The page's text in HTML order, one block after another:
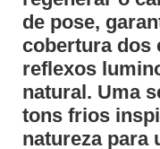
de pose,
cobertura dos
reflexos
natural. Uma
tons frios
natureza para